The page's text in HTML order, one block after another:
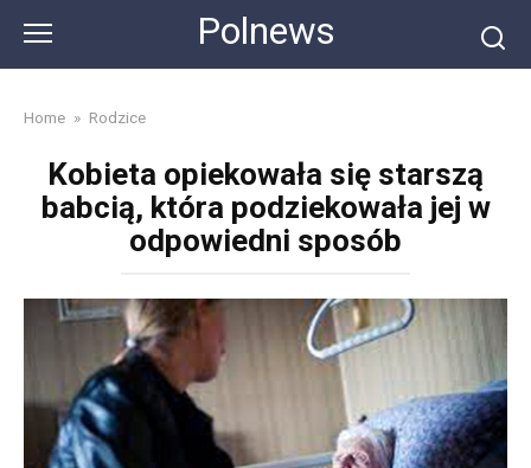
content
Polnews
Home » Rodzice
Kobieta opiekowała się starszą
babcią, która podziekowała jej w
odpowiedni sposób